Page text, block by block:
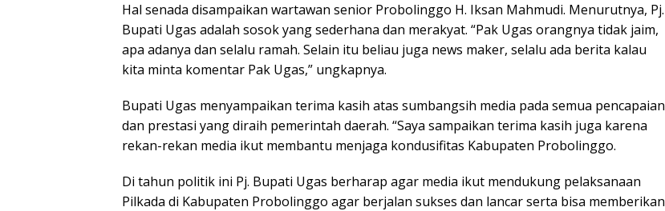
Hal senada disampaikan wartawan senior Probolinggo H. Iksan Mahmudi. Menurutnya, Pj.
Bupati Ugas adalah sosok yang sederhana dan merakyat. “Pak Ugas orangnya tidak jaim,
apa adanya dan selalu ramah. Selain itu beliau juga news maker, selalu ada berita kalau
kita minta komentar Pak Ugas,” ungkapnya.
Bupati Ugas menyampaikan terima kasih atas sumbangsih media pada semua pencapaian
dan prestasi yang diraih pemerintah daerah. “Saya sampaikan terima kasih juga karena
rekan-rekan media ikut membantu menjaga kondusifitas Kabupaten Probolinggo.
Di tahun politik ini Pj. Bupati Ugas berharap agar media ikut mendukung pelaksanaan
Pilkada di Kabupaten Probolinggo agar berjalan sukses dan lancar serta bisa memberikan